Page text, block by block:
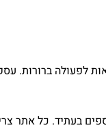
לפעולה ברורות.
בעתיד. כל אתר